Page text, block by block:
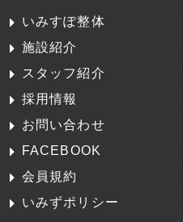
いみすぽ整体
施設紹介
スタッフ紹介
採用情報
お問い合わせ
FACEBOOK
会員規約
いみずポリシー